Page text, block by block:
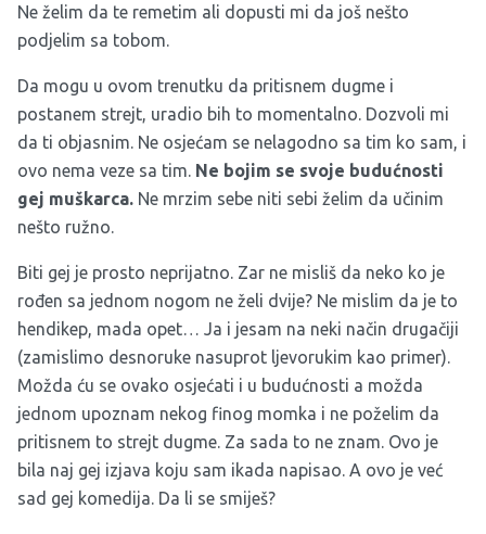
Ne želim da te remetim ali dopusti mi da još nešto
podjelim sa tobom.
Da mogu u ovom trenutku da pritisnem dugme i
postanem strejt, uradio bih to momentalno. Dozvoli mi
da ti objasnim. Ne osjećam se nelagodno sa tim ko sam, i
ovo nema veze sa tim. Ne bojim se svoje budućnosti
gej muškarca. Ne mrzim sebe niti sebi želim da učinim
nešto ružno.
Biti gej je prosto neprijatno. Zar ne misliš da neko ko je
rođen sa jednom nogom ne želi dvije? Ne mislim da je to
hendikep, mada opet… Ja i jesam na neki način drugačiji
(zamislimo desnoruke nasuprot ljevorukim kao primer).
Možda ću se ovako osjećati i u budućnosti a možda
jednom upoznam nekog finog momka i ne poželim da
pritisnem to strejt dugme. Za sada to ne znam. Ovo je
bila naj gej izjava koju sam ikada napisao. A ovo je već
sad gej komedija. Da li se smiješ?